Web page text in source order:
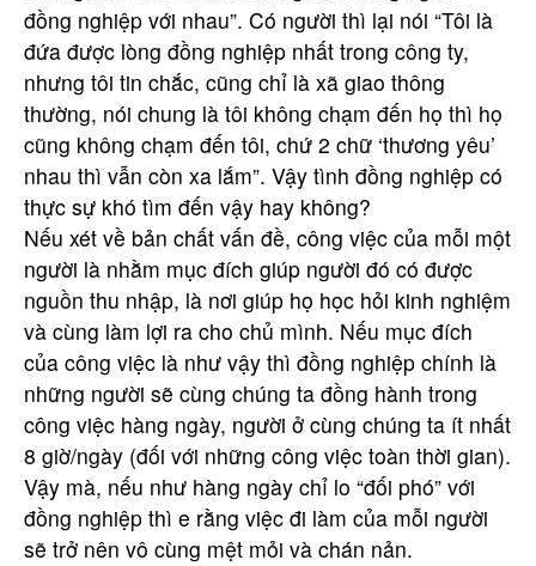
đồng nghiệp với nhau”. Có người thì lại nói “Tôi là
đứa được lòng đồng nghiệp nhất trong công ty,
nhưng tôi tin chắc, cũng chỉ là xã giao thông
thường, nói chung là tôi không chạm đến họ thì họ
cũng không chạm đến tôi, chứ 2 chữ ‘thương yêu’
nhau thì vẫn còn xa lắm”. Vậy tình đồng nghiệp có
thực sự khó tìm đến vậy hay không?
Nếu xét về bản chất vấn đề, công việc của mỗi một
người là nhằm mục đích giúp người đó có được
nguồn thu nhập, là nơi giúp họ học hỏi kinh nghiệm
và cùng làm lợi ra cho chủ mình. Nếu mục đích
của công việc là như vậy thì đồng nghiệp chính là
những người sẽ cùng chúng ta đồng hành trong
công việc hàng ngày, người ở cùng chúng ta ít nhất
8 giờ/ngày (đối với những công việc toàn thời gian).
Vậy mà, nếu như hàng ngày chỉ lo “đối phó” với
đồng nghiệp thì e rằng việc đi làm của mỗi người
sẽ trở nên vô cùng mệt mỏi và chán nản.